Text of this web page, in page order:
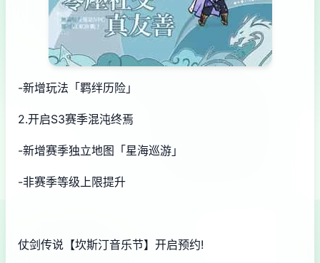
-新增玩法「羁绊历险」
2.开启S3赛季混沌终焉
-新增赛季独立地图「星海巡游」
-非赛季等级上限提升
仗剑传说【坎斯汀音乐节】开启预约!